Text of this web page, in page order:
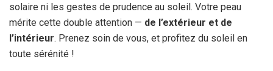
solaire ni les gestes de prudence au soleil. Votre peau
mérite cette double attention — de l’extérieur et de
l’intérieur. Prenez soin de vous, et profitez du soleil en
toute sérénité !